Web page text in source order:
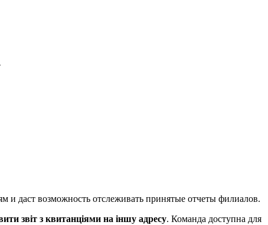
и даст возможность отслеживать принятые отчеты филиалов.
звіт з квитанціями на іншу адресу. Команда доступна для